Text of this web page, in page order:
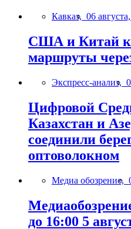
Кавказ, 06
США и Китай
маршруты
Экспресс-анализ,
Цифровой
Казахстан и
соединили
оптоволокном
Медиа обозрение,
до 16:00 5